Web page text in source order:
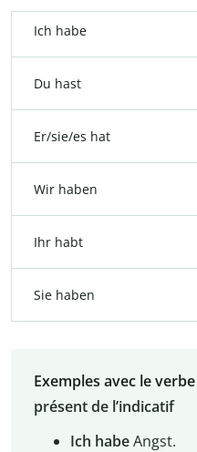
Ich habe
Du hast
Er/sie/es hat
Wir haben
Ihr habt
Sie haben
Exemples avec le verbe
présent de l’indicatif
Ich habeAngst.